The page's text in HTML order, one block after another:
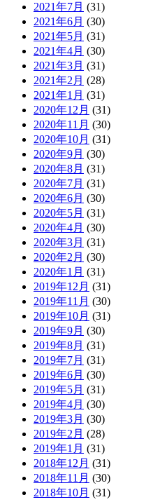
2021年7月 (31)
2021年6月 (30)
2021年5月 (31)
2021年4月 (30)
2021年3月 (31)
2021年2月 (28)
2021年1月 (31)
2020年12月 (31)
2020年11月 (30)
2020年10月 (31)
2020年9月 (30)
2020年8月 (31)
2020年7月 (31)
2020年6月 (30)
2020年5月 (31)
2020年4月 (30)
2020年3月 (31)
2020年2月 (30)
2020年1月 (31)
2019年12月 (31)
2019年11月 (30)
2019年10月 (31)
2019年9月 (30)
2019年8月 (31)
2019年7月 (31)
2019年6月 (30)
2019年5月 (31)
2019年4月 (30)
2019年3月 (30)
2019年2月 (28)
2019年1月 (31)
2018年12月 (31)
2018年11月 (30)
2018年10月 (31)